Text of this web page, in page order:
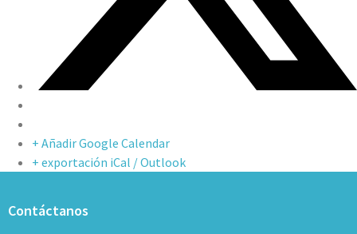
+ Añadir Google Calendar
+ exportación iCal / Outlook
Contáctanos